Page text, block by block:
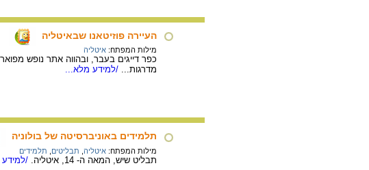
העיירה פוזיטאנו שבאיטליה
מילות המפתח: איטליה
כפר דייגים בעבר, ובהווה אתר נופש
מדרגות... /למידע מלא...
תלמידים באוניברסיטה של בולוניה
מילות המפתח: איטליה תבליטים תלמידים
תבליט שיש, המאה ה- 14, איטליה. /למידע